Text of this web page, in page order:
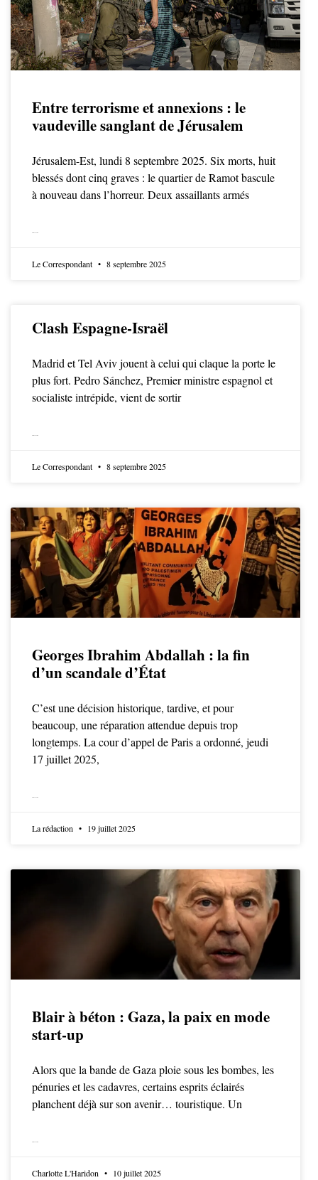
Entre terrorisme et annexions : le
vaudeville sanglant de Jérusalem
Jérusalem-Est, lundi 8 septembre 2025. Six morts, huit
blessés dont cinq graves : le quartier de Ramot bascule
à nouveau dans l’horreur. Deux assaillants armés
Le Correspondant 8 septembre 2025
Clash Espagne-Israël
Madrid et Tel Aviv jouent à celui qui claque la porte le
plus fort. Pedro Sánchez, Premier ministre espagnol et
socialiste intrépide, vient de sortir
Le Correspondant 8 septembre 2025
Georges Ibrahim Abdallah : la fin
d’un scandale d’État
C’est une décision historique, tardive, et pour
beaucoup, une réparation attendue depuis trop
longtemps. La cour d’appel de Paris a ordonné, jeudi
17 juillet 2025,
La rédaction 19 juillet 2025
Blair à béton : Gaza, la paix en mode
start-up
Alors que la bande de Gaza ploie sous les bombes, les
pénuries et les cadavres, certains esprits éclairés
planchent déjà sur son avenir… touristique. Un
Charlotte L'Haridon 10 juillet 2025